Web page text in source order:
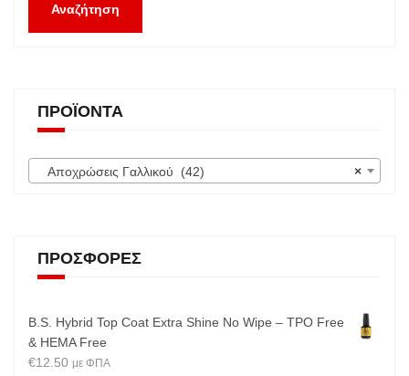
Αναζήτηση
ΠΡΟΪΌΝΤΑ
×
Αποχρώσεις Γαλλικού (42)
ΠΡΟΣΦΟΡΈΣ
B.S. Hybrid Top Coat Extra Shine No Wipe – TPO Free
& HEMA Free
€12.50 με ΦΠΑ